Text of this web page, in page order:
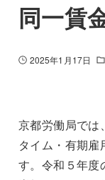
同一賃
2025年1月17日
京都労働局では
タイム・有期
す。令和５年度